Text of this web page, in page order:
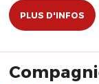
PLUS D'INFOS